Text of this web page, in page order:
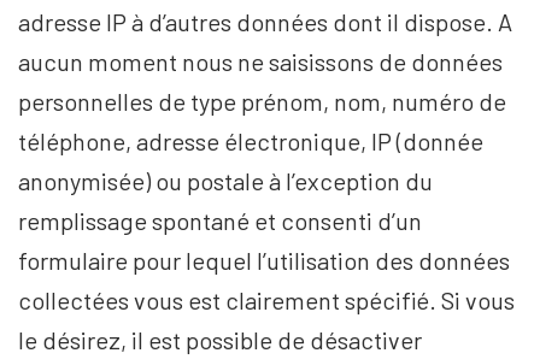
adresse IP à d’autres données dont il dispose. A
aucun moment nous ne saisissons de données
personnelles de type prénom, nom, numéro de
téléphone, adresse électronique, IP (donnée
anonymisée) ou postale à l’exception du
remplissage spontané et consenti d’un
formulaire pour lequel l’utilisation des données
collectées vous est clairement spécifié. Si vous
le désirez, il est possible de désactiver